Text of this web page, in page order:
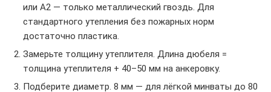
или А2 — только металлический гвоздь. Для
стандартного утепления без пожарных норм
достаточно пластика.
Замерьте толщину утеплителя. Длина дюбеля =
толщина утеплителя + 40–50 мм на анкеровку.
Подберите диаметр. 8 мм — для лёгкой минваты до 80